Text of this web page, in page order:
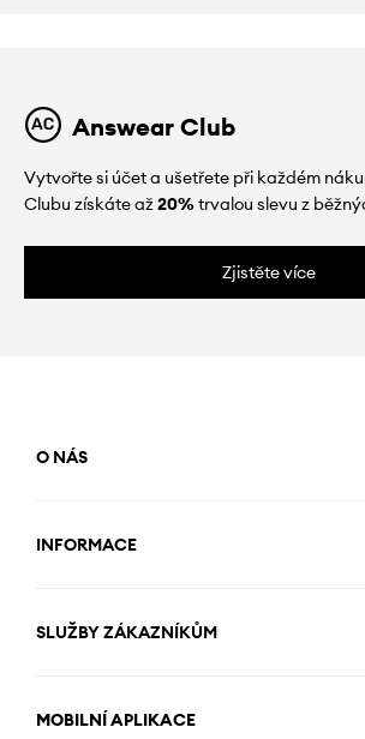
Answear Club
Vytvořte si účet a ušetřete při každém
Clubu získáte až20%trvalou slevu z
Zjistěte více
O NÁS
INFORMACE
SLUŽBY ZÁKAZNÍKŮM
MOBILNÍ APLIKACE